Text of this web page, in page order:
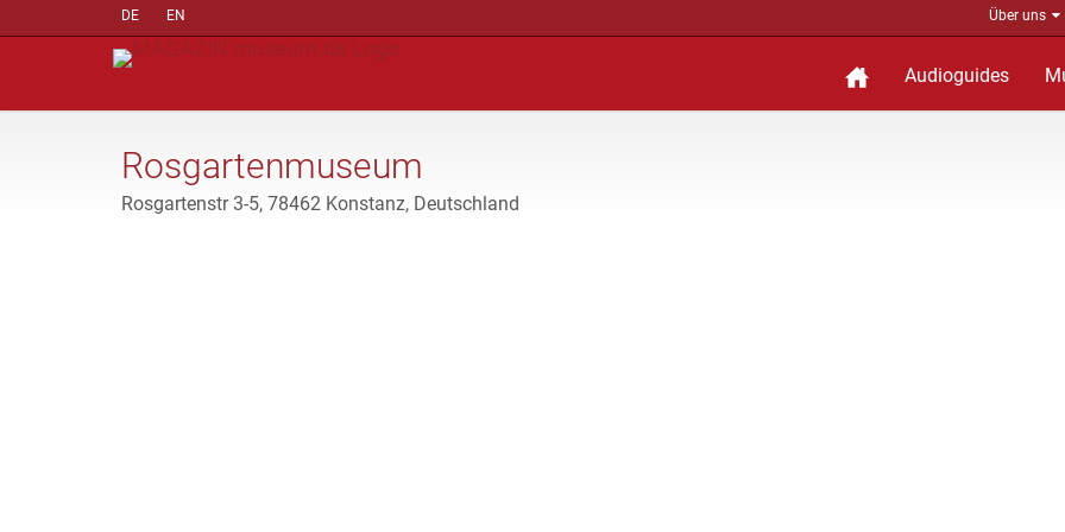
DE EN Über uns
Audioguides
Rosgartenmuseum
Rosgartenstr 3-5, 78462 Konstanz, Deutschland